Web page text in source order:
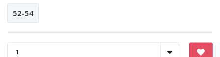
52-54